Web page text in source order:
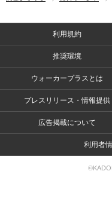
利用規約
推奨環境
ウォーカープラスとは
プレスリリース・情報提供
広告掲載について
利用者